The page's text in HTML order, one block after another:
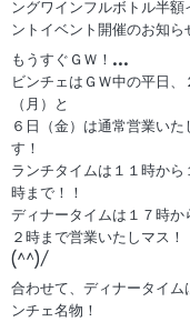
ングワインフルボトル半額
ントイベント開催のお知ら
もうすぐＧＷ！ ...
ビンチェはＧＷ中の平日、
（月）と
６日（金）は通常営業いた
す！
ランチタイムは１１時から
時まで！！
ディナータイムは１７時か
２時まで営業いたしマス！
(^^)/
合わせて、ディナータイム
ンチェ名物！